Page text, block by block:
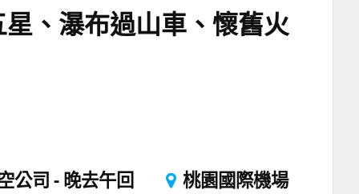
、瀑布過山車、懷舊火
公司 晚去午回 桃園國際機場